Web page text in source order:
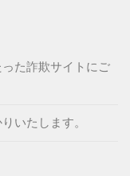
った詐欺サイトにご
いたします。